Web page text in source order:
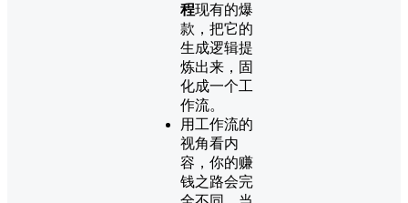
程现有的爆
款，把它的
生成逻辑提
炼出来，固
化成一个工
作流。
用工作流的
视角看内
容，你的赚
钱之路会完